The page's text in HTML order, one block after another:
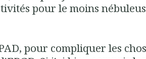
pour le moins
pour compliquer les